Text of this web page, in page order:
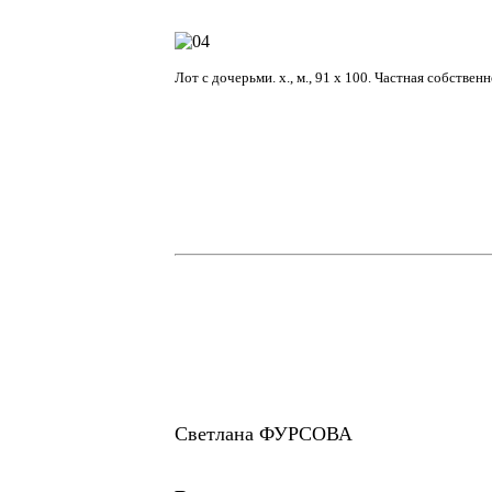
Лот с дочерьми. х., м., 91 х 100. Частная
Светлана ФУРСОВА